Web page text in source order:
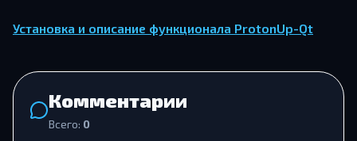
Установка и описание функционала ProtonUp-Qt
Комментарии
Всего: 0